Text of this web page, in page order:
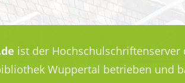
ist der
Wuppertal betrieben und